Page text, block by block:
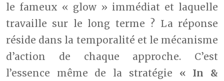
le fameux « glow » immédiat et laquelle
travaille sur le long terme ? La réponse
réside dans la temporalité et le mécanisme
d’action de chaque approche. C’est
l’essence même de la stratégie « In &